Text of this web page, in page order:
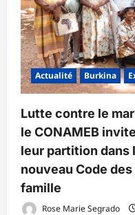
Actualité Burkina
Lutte contre le
le CONAMEB
leur partition dans
nouveau Code
famille
Rose Marie Segrado